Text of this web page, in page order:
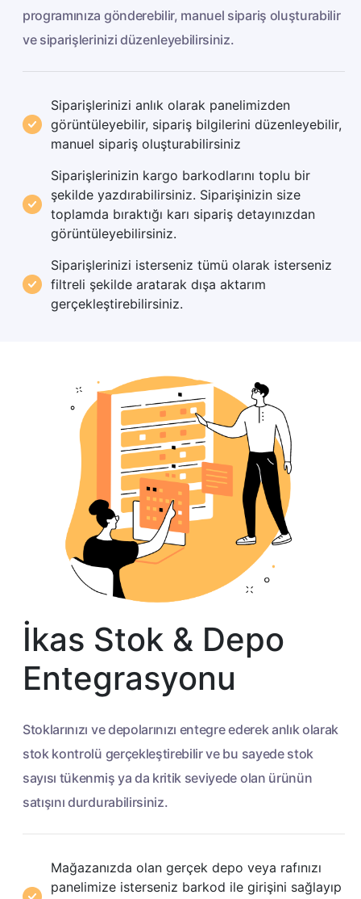
programınıza gönderebilir, manuel sipariş oluşturabilir
ve siparişlerinizi düzenleyebilirsiniz.
Siparişlerinizi anlık olarak panelimizden
görüntüleyebilir, sipariş bilgilerini düzenleyebilir,
manuel sipariş oluşturabilirsiniz
Siparişlerinizin kargo barkodlarını toplu bir
şekilde yazdırabilirsiniz. Siparişinizin size
toplamda bıraktığı karı sipariş detayınızdan
görüntüleyebilirsiniz.
Siparişlerinizi isterseniz tümü olarak isterseniz
filtreli şekilde aratarak dışa aktarım
gerçekleştirebilirsiniz.
İkas Stok & Depo
Entegrasyonu
Stoklarınızı ve depolarınızı entegre ederek anlık olarak
stok kontrolü gerçekleştirebilir ve bu sayede stok
sayısı tükenmiş ya da kritik seviyede olan ürünün
satışını durdurabilirsiniz.
Mağazanızda olan gerçek depo veya rafınızı
panelimize isterseniz barkod ile girişini sağlayıp